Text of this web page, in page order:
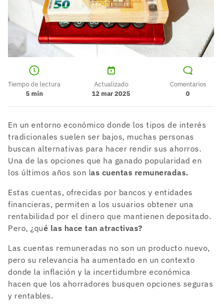
Tiempo de lectura
5min
Actualizado
12 mar 2025
Comentarios
0
En un entorno económico donde los tipos de interés
tradicionales suelen ser bajos, muchas personas
buscan alternativas para hacer rendir sus ahorros.
Una de las opciones que ha ganado popularidad en
los últimos años son las cuentas remuneradas.
Estas cuentas, ofrecidas por bancos y entidades
financieras, permiten a los usuarios obtener una
rentabilidad por el dinero que mantienen depositado.
Pero, ¿qué las hace tan atractivas?
Las cuentas remuneradas no son un producto nuevo,
pero su relevancia ha aumentado en un contexto
donde la inflación y la incertidumbre económica
hacen que los ahorradores busquen opciones seguras
y rentables.